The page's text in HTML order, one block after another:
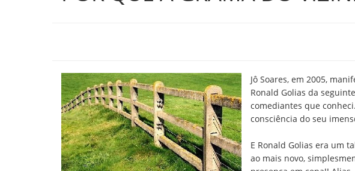
Jô Soares, em 2005,
Ronald Golias da
comediantes que
consciência do seu
E Ronald Golias era um
ao mais novo,